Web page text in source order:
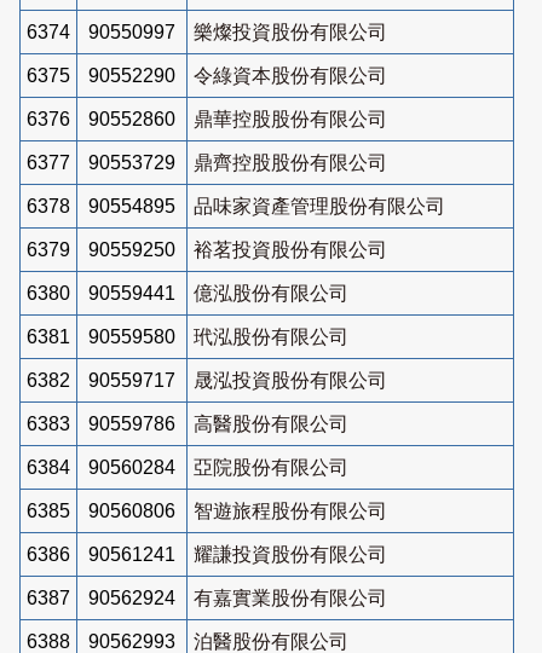
6374 90550997 樂燦投資股份有限公司
6375 90552290 令綠資本股份有限公司
6376 90552860 鼎華控股股份有限公司
6377 90553729 鼎齊控股股份有限公司
6378 90554895 品味家資產管理股份有限公司
6379 90559250 裕茗投資股份有限公司
6380 90559441 億泓股份有限公司
6381 90559580 玳泓股份有限公司
6382 90559717 晟泓投資股份有限公司
6383 90559786 高醫股份有限公司
6384 90560284 亞院股份有限公司
6385 90560806 智遊旅程股份有限公司
6386 90561241 耀謙投資股份有限公司
6387 90562924 有嘉實業股份有限公司
6388 90562993 泊醫股份有限公司